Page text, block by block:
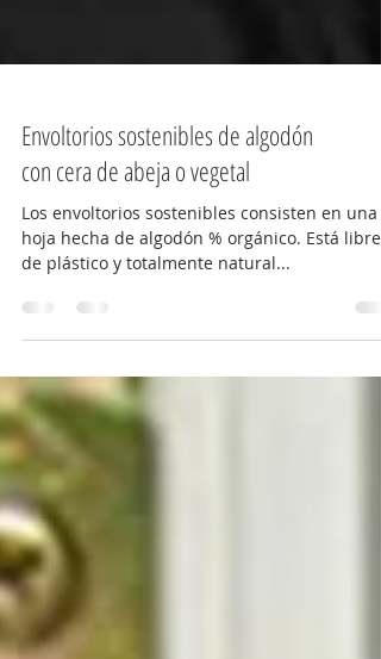
Envoltorios sostenibles de algodón
con cera de abeja o vegetal
hoja hecha de algodón % orgánico. Está libre
de plástico y totalmente natural...